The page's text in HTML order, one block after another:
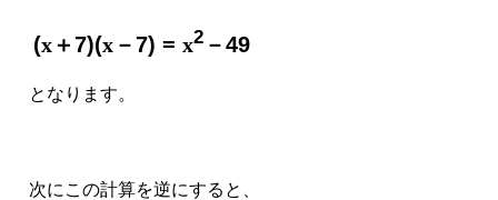
(x＋7)(x －7) = x2 －49
となります。
次にこの計算を逆にすると、